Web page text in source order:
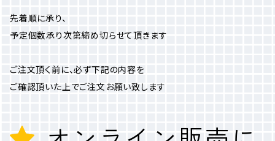
先着順に承り、
予定個数承り次第締め切らせて頂きます
ご注文頂く前に、必ず下記の内容を
ご確認頂いた上でご注文お願い致します